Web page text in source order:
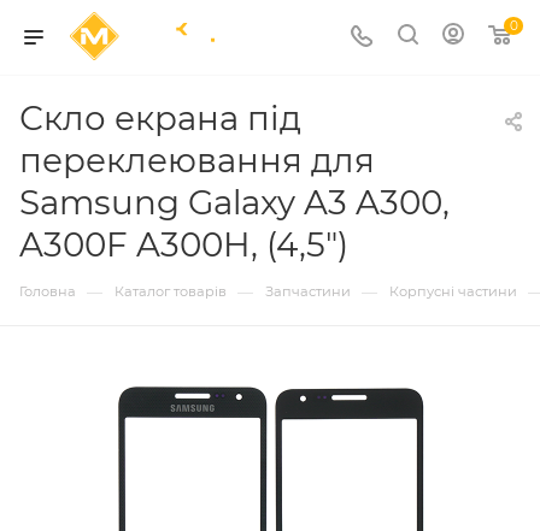
0
Скло екрана під
переклеювання для
Samsung Galaxy A3 A300,
A300F A300H, (4,5")
Головна — Каталог товарів — Запчастини — Корпусні частини